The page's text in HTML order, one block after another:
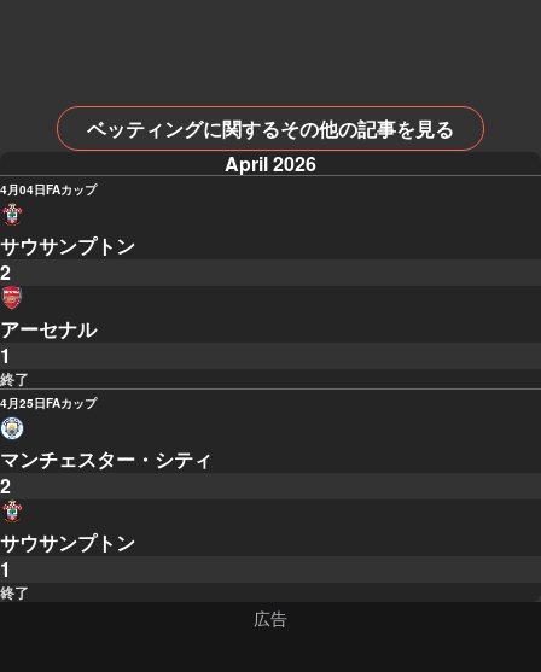
ベッティングに関するその他の記事を見る
April 2026
4月04日FAカップ
サウサンプトン
2
アーセナル
1
終了
4月25日FAカップ
マンチェスター・シティ
2
サウサンプトン
1
終了